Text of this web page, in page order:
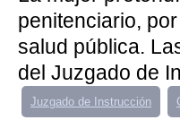
penitenciario,
salud pública.
del Juzgado de
Juzgado de Instrucción